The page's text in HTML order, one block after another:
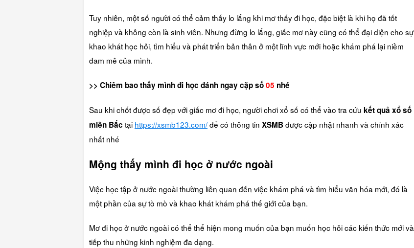
Tuy nhiên, một số người có thể cảm thấy lo lắng khi mơ thấy đi học, đặc biệt là khi họ đã tốt
nghiệp và không còn là sinh viên. Nhưng đừng lo lắng, giấc mơ này cũng có thể đại diện cho sự
khao khát học hỏi, tìm hiểu và phát triển bản thân ở một lĩnh vực mới hoặc khám phá lại niềm
đam mê của mình.
>> Chiêm bao thấy mình đi học đánh ngay cặp số05 nhé
Sau khi chốt được số đẹp với giấc mơ đi học, người chơi xổ số có thể vào tra cứu kết quả xổ số
miền Bắc tại https://xsmb123.com/để có thông tin XSMBđược cập nhật nhanh và chính xác
nhất nhé
Mộng thấy mình đi học ở nước ngoài
Việc học tập ở nước ngoài thường liên quan đến việc khám phá và tìm hiểu văn hóa mới, đó là
một phần của sự tò mò và khao khát khám phá thế giới của bạn.
Mơ đi học ở nước ngoài có thể thể hiện mong muốn của bạn muốn học hỏi các kiến thức mới và
tiếp thu những kinh nghiệm đa dạng.